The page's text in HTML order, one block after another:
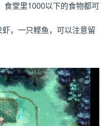
食堂里1000以下的食物都可
，一只鲣鱼，可以注意留